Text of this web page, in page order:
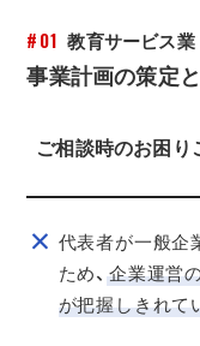
#01 教育サービス業
事業計画の策定
ご相談時のお困り
代表者が一般企
ため、企業運営
が把握しきれて